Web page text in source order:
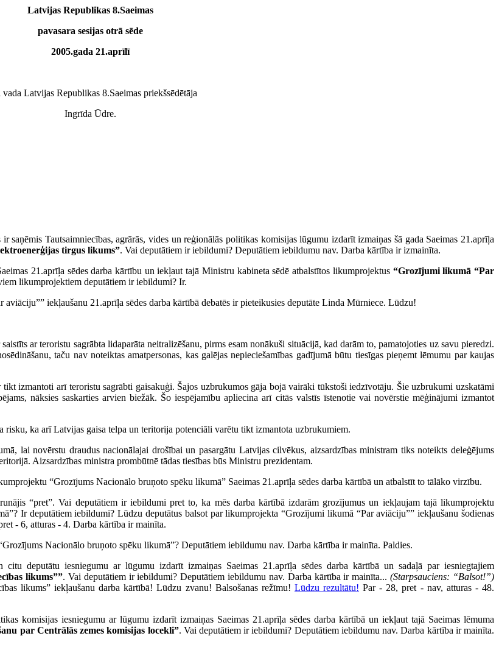
Latvijas Republikas 8.Saeimas
pavasara sesijas otrā sēde
2005.gada 21.aprīlī
vada Latvijas Republikas 8.Saeimas priekšsēdētāja
Ingrīda Ūdre.
saņēmis Tautsaimniecības, agrārās, vides un reģionālās politikas komisijas lūgumu izdarīt izmaiņas šā gada Saeimas 21.aprīļa
tirgus likums”. Vai deputātiem ir iebildumi? Deputātiem iebildumu nav. Darba kārtība ir izmainīta.
21.aprīļa sēdes darba kārtību un iekļaut tajā Ministru kabineta sēdē atbalstītos likumprojektus “Grozījumi likumā “Par
likumprojektiem deputātiem ir iebildumi? Ir.
iekļaušanu 21.aprīļa sēdes darba kārtībā debatēs ir pieteikusies deputāte Linda Mūrniece. Lūdzu!
ar teroristu sagrābta lidaparāta neitralizēšanu, pirms esam nonākuši situācijā, kad darām to, pamatojoties uz savu pieredzi.
taču nav noteiktas amatpersonas, kas galējas nepieciešamības gadījumā būtu tiesīgas pieņemt lēmumu par kaujas
izmantoti arī teroristu sagrābti gaisakuģi. Šajos uzbrukumos gāja bojā vairāki tūkstoši iedzīvotāju. Šie uzbrukumi uzskatāmi
nāksies saskarties arvien biežāk. Šo iespējamību apliecina arī citās valstīs īstenotie vai novērstie mēģinājumi izmantot
risku, ka arī Latvijas gaisa telpa un teritorija potenciāli varētu tikt izmantota uzbrukumiem.
lai novērstu draudus nacionālajai drošībai un pasargātu Latvijas cilvēkus, aizsardzības ministram tiks noteikts deleģējums
Aizsardzības ministra prombūtnē tādas tiesības būs Ministru prezidentam.
“Grozījums Nacionālo bruņoto spēku likumā” Saeimas 21.aprīļa sēdes darba kārtībā un atbalstīt to tālāko virzību.
“pret”. Vai deputātiem ir iebildumi pret to, ka mēs darba kārtībā izdarām grozījumus un iekļaujam tajā likumprojektu
Ir deputātiem iebildumi? Lūdzu deputātus balsot par likumprojekta “Grozījumi likumā “Par aviāciju”” iekļaušanu šodienas
- 6, atturas - 4. Darba kārtība ir mainīta.
Nacionālo bruņoto spēku likumā”? Deputātiem iebildumu nav. Darba kārtība ir mainīta. Paldies.
deputātu iesniegumu ar lūgumu izdarīt izmaiņas Saeimas 21.aprīļa sēdes darba kārtībā un sadaļā par iesniegtajiem
likums””. Vai deputātiem ir iebildumi? Deputātiem iebildumu nav. Darba kārtība ir mainīta...(Starpsauciens: “Balsot!”)
likums” iekļaušanu darba kārtībā! Lūdzu zvanu! Balsošanas režīmu! Lūdzu rezultātu! Par - 28, pret - nav, atturas - 48.
komisijas iesniegumu ar lūgumu izdarīt izmaiņas Saeimas 21.aprīļa sēdes darba kārtībā un iekļaut tajā Saeimas lēmuma
par Centrālās zemes komisijas locekli”. Vai deputātiem ir iebildumi? Deputātiem iebildumu nav. Darba kārtība ir mainīta.